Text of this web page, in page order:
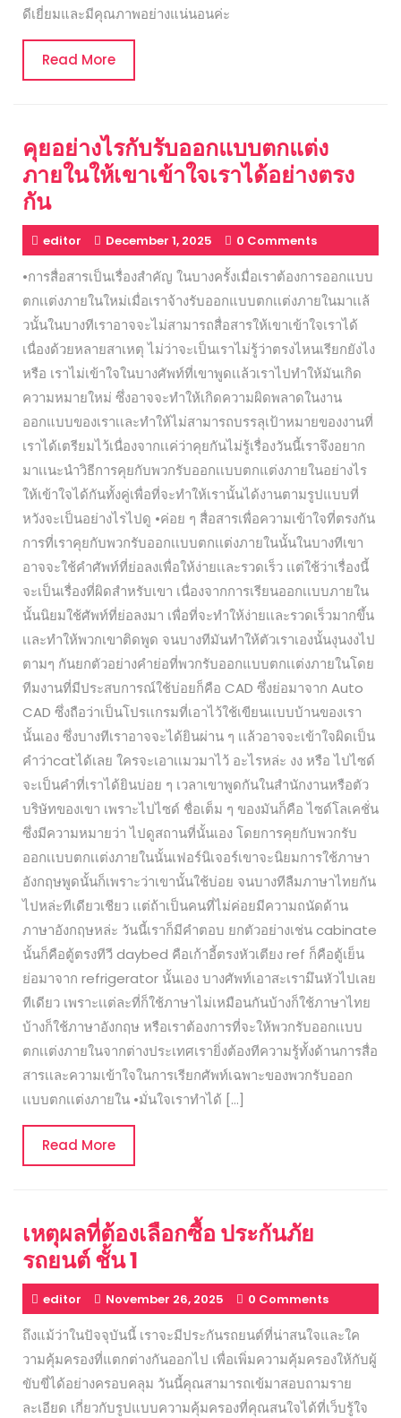
ดีเยี่ยมและมีคุณภาพอย่างแน่นอนค่ะ
Read MoreRead
More
คุยอย่างไรกับรับออกแบบตกแต่ง
ภายในให้เขาเข้าใจเราได้อย่างตรง
กัน
editor December 1, 2025 0 Comments
•การสื่อสารเป็นเรื่องสำคัญ ในบางครั้งเมื่อเราต้องการออกแบบ
ตกเเต่งภายในใหม่เมื่อเราจ้างรับออกแบบตกเเต่งภายในมาเเล้
วนั้นในบางทีเราอาจจะไม่สามารถสื่อสารให้เขาเข้าใจเราได้
เนื่องด้วยหลายสาเหตุ ไม่ว่าจะเป็นเราไม่รู้ว่าตรงไหนเรียกยังไง
หรือ เราไม่เข้าใจในบางศัพท์ที่เขาพูดเเล้วเราไปทำให้มันเกิด
ความหมายใหม่ ซึ่งอาจจะทำให้เกิดความผิดพลาดในงาน
ออกแบบของเราเเละทำให้ไม่สามารถบรรลุเป้าหมายของงานที่
เราได้เตรียมไว้เนื่องจากเเค่ว่าคุยกันไม่รู้เรื่องวันนี้เราจึงอยาก
มาเเนะนำวิธีการคุยกับพวกรับออกเเบบตกแต่งภายในอย่างไร
ให้เข้าใจได้กันทั้งคู่เพื่อที่จะทำให้เรานั้นได้งานตามรูปแบบที่
หวังจะเป็นอย่างไรไปดู •ค่อย ๆ สื่อสารเพื่อความเข้าใจที่ตรงกัน
การที่เราคุยกับพวกรับออกเเบบตกเเต่งภายในนั้นในบางทีเขา
อาจจะใช้คำศัพท์ที่ย่อลงเพื่อให้ง่ายเเละรวดเร็ว เเต่ใช้ว่าเรื่องนี้
จะเป็นเรื่องที่ผิดสำหรับเขา เนื่องจากการเรียนออกเเบบภายใน
นั้นนิยมใช้ศัพท์ที่ย่อลงมา เพื่อที่จะทำให้ง่ายเเละรวดเร็วมากขึ้น
เเละทำให้พวกเขาติดพูด จนบางทีมันทำให้ตัวเราเองนั้นงุนงงไป
ตามๆ กันยกตัวอย่างคำย่อที่พวกรับออกแบบตกเเต่งภายในโดย
ทีมงานที่มีประสบการณ์ใช้บ่อยก็คือ CAD ซึ่งย่อมาจาก Auto
CAD ซึ่งถือว่าเป็นโปรเเกรมที่เอาไว้ใช้เขียนเเบบบ้านของเรา
นั้นเอง ซึ่งบางทีเราอาจจะได้ยินผ่าน ๆ เเล้วอาจจะเข้าใจผิดเป็น
คำว่าcatได้เลย ใครจะเอาเเมวมาไว้ อะไรหล่ะ งง หรือ ไปไซด์
จะเป็นคำที่เราได้ยินบ่อย ๆ เวลาเขาพูดกันในสำนักงานหรือตัว
บริษัทของเขา เพราะไปไซด์ ชื่อเต็ม ๆ ของมันก็คือ ไซด์โลเคชั่น
ซึ่งมีความหมายว่า ไปดูสถานที่นั้นเอง โดยการคุยกับพวกรับ
ออกเเบบตกเเต่งภายในนั้นเฟอร์นิเจอร์เขาจะนิยมการใช้ภาษา
อังกฤษพูดนั้นก็เพราะว่าเขานั้นใช้บ่อย จนบางทีลืมภาษาไทยกัน
ไปหล่ะทีเดียวเชียว เเต่ถ้าเป็นคนที่ไม่ค่อยมีความถนัดด้าน
ภาษาอังกฤษหล่ะ วันนี้เราก็มีคำตอบ ยกตัวอย่างเช่น cabinate
นั้นก็คือตู้ตรงทีวี daybed คือเก้าอี้ตรงหัวเตียง ref ก็คือตู้เย็น
ย่อมาจาก refrigerator นั้นเอง บางศัพท์เอาสะเรามึนหัวไปเลย
ทีเดียว เพราะเเต่ละที่ก็ใช้ภาษาไม่เหมือนกันบ้างก็ใช้ภาษาไทย
บ้างก็ใช้ภาษาอังกฤษ หรือเราต้องการที่จะให้พวกรับออกเเบบ
ตกเเต่งภายในจากต่างประเทศเรายิ่งต้องทีความรู้ทั้งด้านการสื่อ
สารเเละความเข้าใจในการเรียกศัพท์เฉพาะของพวกรับออก
เเบบตกเเต่งภายใน •มั่นใจเราทำได้ […]
Read MoreRead
More
เหตุผลที่ต้องเลือกซื้อ ประกันภัย
รถยนต์ ชั้น 1
editor November 26, 2025 0 Comments
ถึงแม้ว่าในปัจจุบันนี้ เราจะมีประกันรถยนต์ที่น่าสนใจและใค
วามคุ้มครองที่แตกต่างกันออกไป เพื่อเพิ่มความคุ้มครองให้กับผู้
ขับขี่ได้อย่างครอบคลุม วันนี้คุณสามารถเข้มาสอบถามราย
ละเอียด เกี่ยวกับรูปแบบความคุ้มครองที่คุณสนใจได้ที่เว็บรู้ใจ